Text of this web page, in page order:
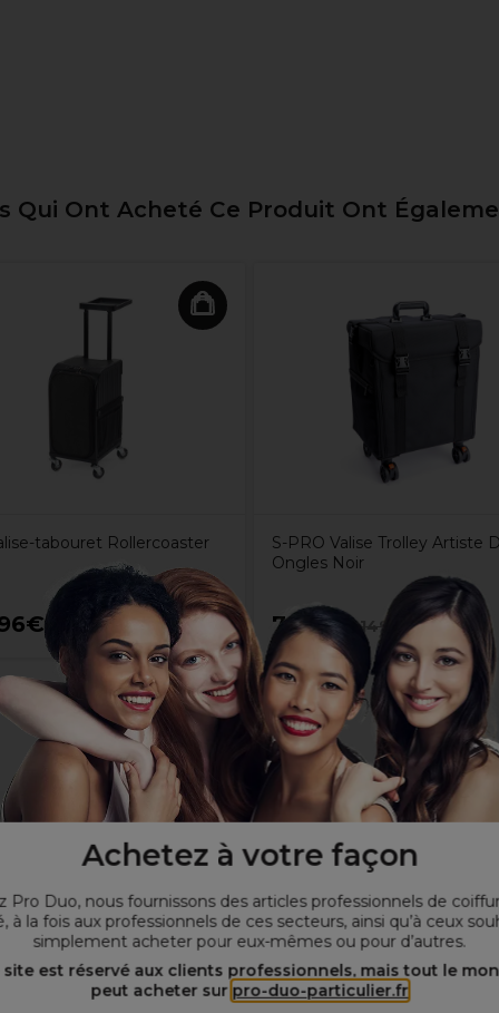
Achetez à votre façon
Pro Duo, nous fournissons des articles professionnels de
à la fois aux professionnels de ces secteurs, ainsi qu’à ceux
simplement acheter pour eux-mêmes ou pour d’autres.
site est réservé aux clients professionnels, mais tout le
peut acheter sur pro-duo-particulier.fr
Qui Ont Acheté Ce Produit Ont
tabouret Rollercoaster
349,95€ Hors TVA
S-PRO Valise Trolley Artiste
Ongles Noir
74,67€ 149,35€ Hors TVA
silencieux